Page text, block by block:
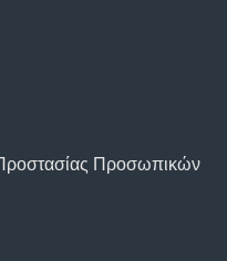
Προστασίας Προσωπικών